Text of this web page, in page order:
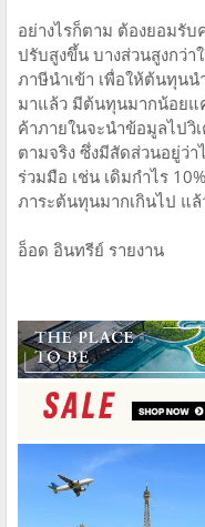
อย่างไรก็ตาม ต้องยอมรั
ปรับสูงขึ้น บางส่วนสูงกว่า
ภาษีนำเข้า เพื่อให้ต้นทุนน
มาแล้ว มีต้นทุนมากน้อยแ
ค้าภายในจะนำข้อมูลไปวิ
ตามจริง ซึ่งมีสัดส่วนอยู่ว่า
ร่วมมือ เช่น เดิมกำไร
ภาระต้นทุนมากเกินไป แ
อ็อด อินทรีย์ รายงาน